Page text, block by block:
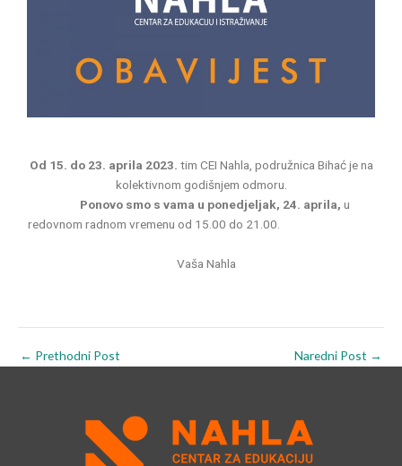
Od 15. do 23. aprila 2023. tim CEI Nahla, podružnica Bihać je na
kolektivnom godišnjem odmoru.
Ponovo smo s vama u ponedjeljak, 24. aprila, u
redovnom radnom vremenu od 15.00 do 21.00.
Vaša Nahla
← Prethodni Post Naredni Post →